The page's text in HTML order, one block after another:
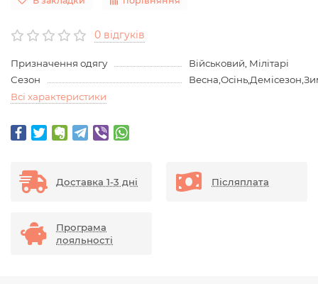
0 відгуків
Призначення одягу
Військовий, Мілітарі
Сезон
Всі характеристики
Доставка 1-3 дні Післяплата
Програма
лояльності